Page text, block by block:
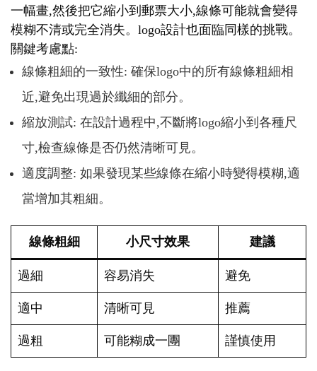
一幅畫,然後把它縮小到郵票大小,線條可能就會變得
模糊不清或完全消失。logo設計也面臨同樣的挑戰。
關鍵考慮點:
線條粗細的一致性: 確保logo中的所有線條粗細相
近,避免出現過於纖細的部分。
縮放測試: 在設計過程中,不斷將logo縮小到各種尺
寸,檢查線條是否仍然清晰可見。
適度調整: 如果發現某些線條在縮小時變得模糊,適
當增加其粗細。
線條粗細 小尺寸效果 建議
過細 容易消失 避免
適中 清晰可見 推薦
過粗 可能糊成一團 謹慎使用